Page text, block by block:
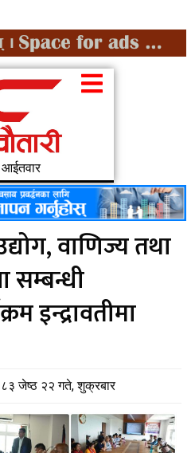
वाणिज्य तथा
सम्बन्धी
इन्द्रावतीमा
जेष्ठ २२ गते, शुक्रबार